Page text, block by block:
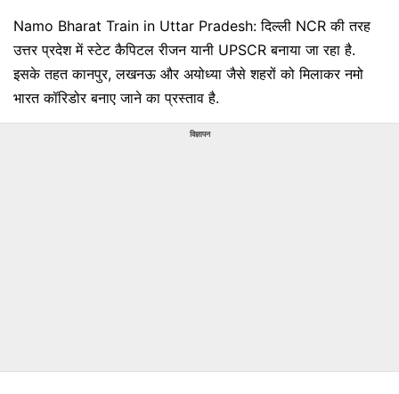
Namo Bharat Train in Uttar Pradesh: दिल्ली NCR की तरह
उत्तर प्रदेश में स्टेट कैपिटल रीजन यानी UPSCR बनाया जा रहा है.
इसके तहत कानपुर, लखनऊ और अयोध्या जैसे शहरों को मिलाकर नमो
भारत कॉरिडोर बनाए जाने का प्रस्ताव है.
विज्ञापन